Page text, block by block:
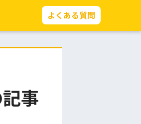
よくある質問
事